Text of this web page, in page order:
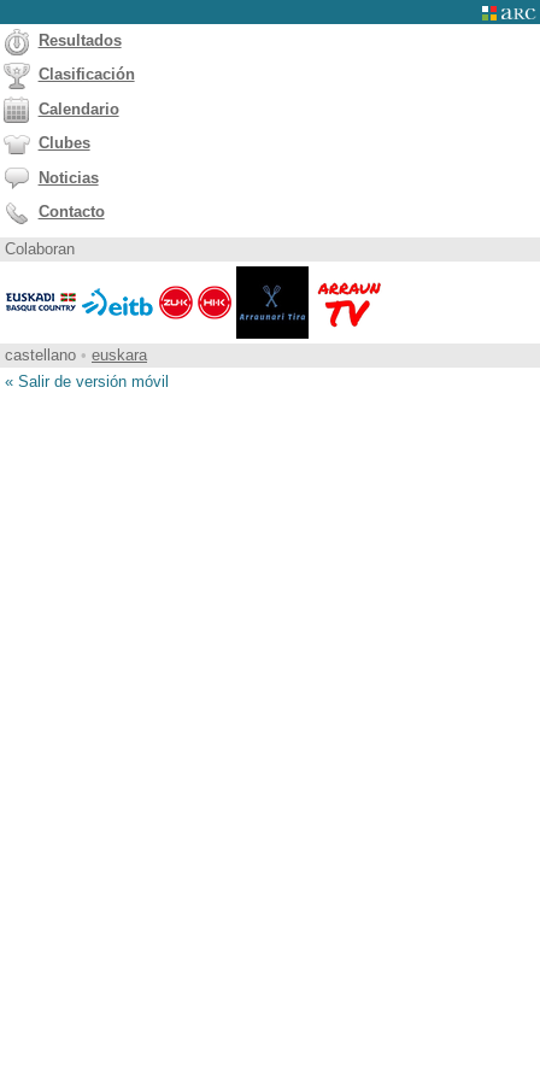
Resultados
Clasificación
Calendario
Clubes
Noticias
Contacto
Colaboran
castellano • euskara
« Salir de versión móvil